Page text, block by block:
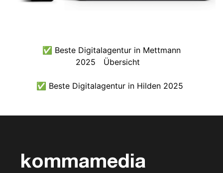
✅ Beste Digitalagentur in Mettmann
2025
Übersicht
✅ Beste Digitalagentur in Hilden 2025
kommamedia